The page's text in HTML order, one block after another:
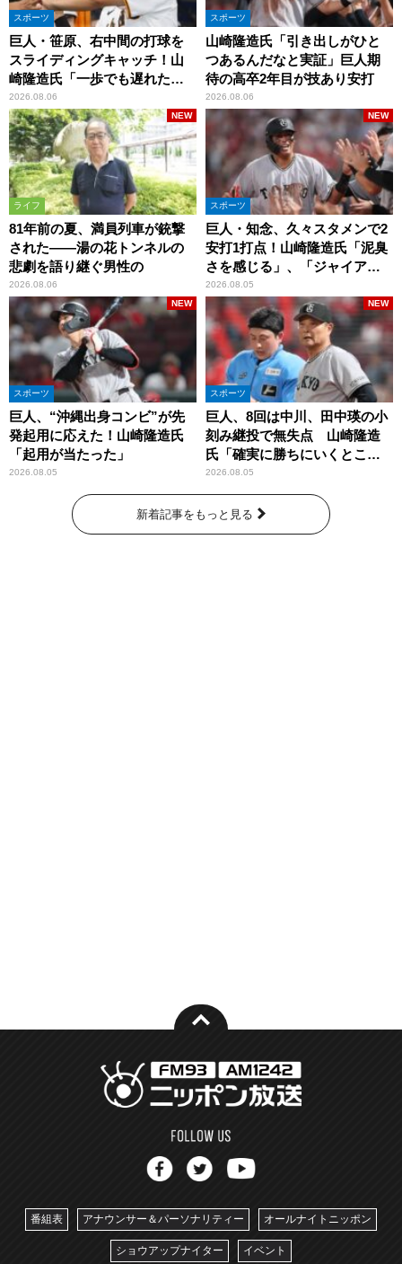
スポーツ
巨人・笹原、右中間の打球を
スライディングキャッチ！山
崎隆造氏「一歩でも遅れた
ら…」
2026.08.06
スポーツ
山崎隆造氏「引き出しがひと
つあるんだなと実証」巨人期
待の高卒2年目が技あり安打
2026.08.06
ライフ
81年前の夏、満員列車が銃撃
された――湯の花トンネルの
悲劇を語り継ぐ男性の
2026.08.06
NEW
スポーツ
巨人・知念、久々スタメンで2
安打1打点！山崎隆造氏「泥臭
さを感じる」、「ジャイアン
ツには少ないタイプ」
2026.08.05
NEW
スポーツ
巨人、“沖縄出身コンビ”が先
発起用に応えた！山崎隆造氏
「起用が当たった」
2026.08.05
NEW
スポーツ
巨人、8回は中川、田中瑛の小
刻み継投で無失点 山崎隆造
氏「確実に勝ちにいくとこ
ろ」
2026.08.05
NEW
新着記事をもっと見る
番組表 アナウンサー＆パーソナリティー オールナイトニッポン
ショウアップナイター イベント